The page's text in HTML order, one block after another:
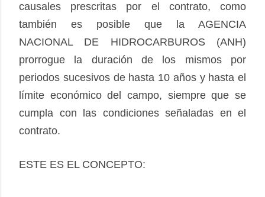
causales prescritas por el contrato, como
también es posible que la AGENCIA
NACIONAL DE HIDROCARBUROS (ANH)
prorrogue la duración de los mismos por
periodos sucesivos de hasta 10 años y hasta el
límite económico del campo, siempre que se
cumpla con las condiciones señaladas en el
contrato.
ESTE ES EL CONCEPTO: